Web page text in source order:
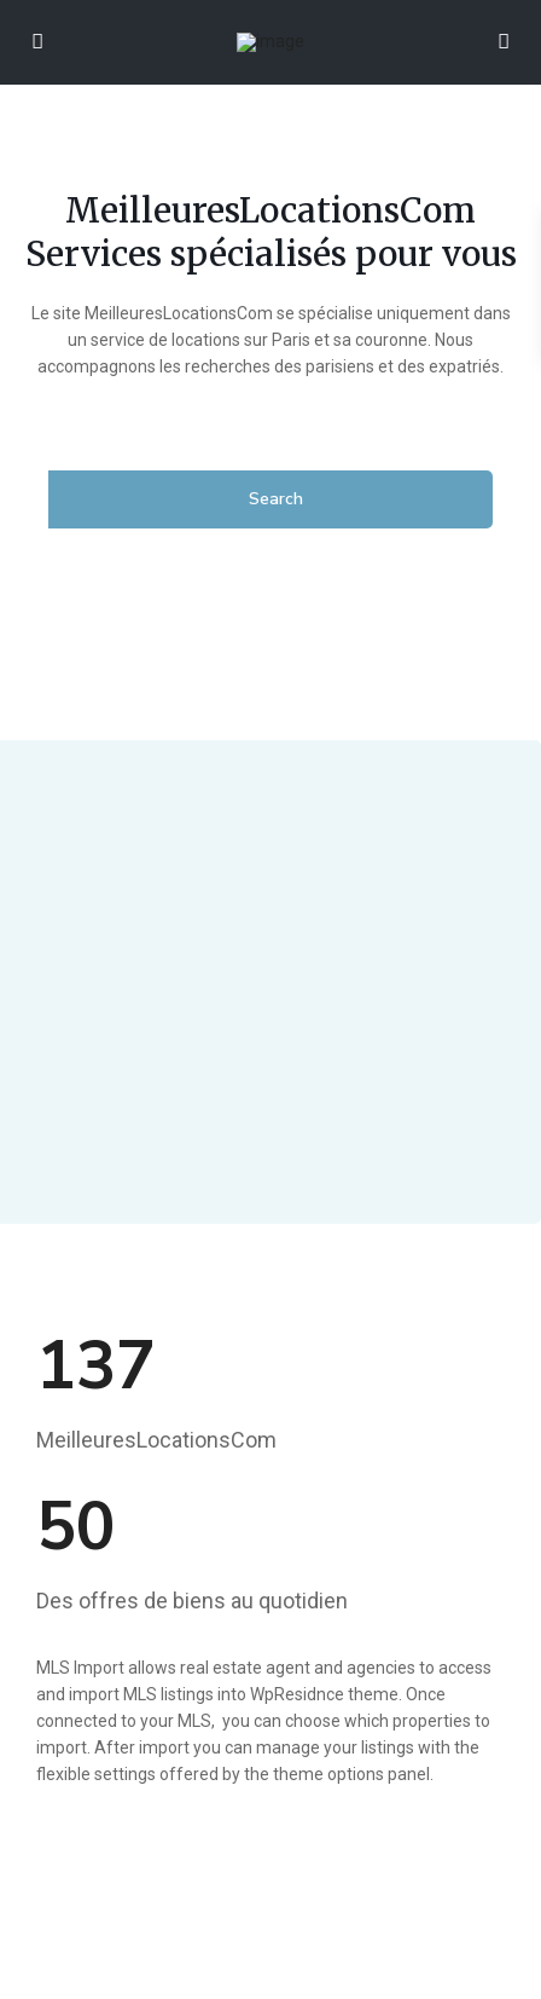
MeilleuresLocationsCom
Services spécialisés pour vous
Le site MeilleuresLocationsCom se spécialise uniquement dans
un service de locations sur Paris et sa couronne. Nous
accompagnons les recherches des parisiens et des expatriés.
Search
137
MeilleuresLocationsCom
50
Des offres de biens au quotidien
MLS Import allows real estate agent and agencies to access
and import MLS listings into WpResidnce theme. Once
connected to your MLS, you can choose which properties to
import. After import you can manage your listings with the
flexible settings offered by the theme options panel.